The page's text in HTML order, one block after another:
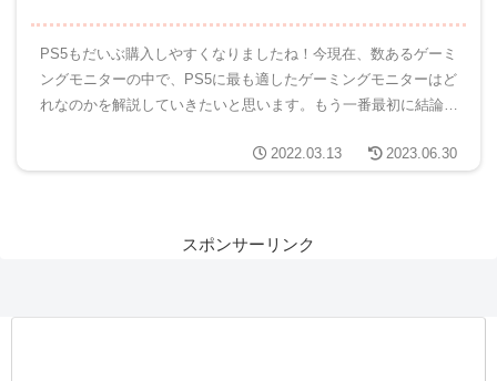
PS5もだいぶ購入しやすくなりましたね！今現在、数あるゲーミ
ングモニターの中で、PS5に最も適したゲーミングモニターはど
れなのかを解説していきたいと思います。もう一番最初に結論を
てき... 2022.03.13 2023.06.30
スポンサーリンク